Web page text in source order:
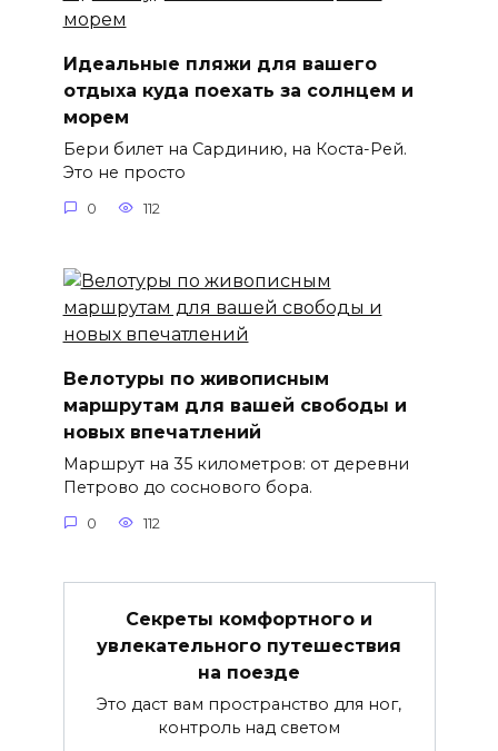
Идеальные пляжи для вашего
отдыха куда поехать за солнцем и
морем
Бери билет на Сардинию, на Коста-Рей.
Это не просто
0 112
Велотуры по живописным
маршрутам для вашей свободы и
новых впечатлений
Маршрут на 35 километров: от деревни
Петрово до соснового бора.
0 112
Секреты комфортного и
увлекательного путешествия
на поезде
Это даст вам пространство для ног,
контроль над светом